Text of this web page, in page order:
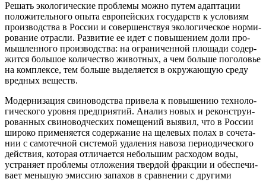
Решать эко­ло­ги­че­ские про­бле­мы мож­но путем адап­та­ции
поло­жи­тель­но­го опы­та евро­пей­ских госу­дарств к усло­ви­ям
про­из­вод­ства в Рос­сии и совер­шен­ствуя эко­ло­ги­че­ское нор­ми­
ро­ва­ние отрас­ли. Раз­ви­тие ее идет с повы­ше­ни­ем доли про­
мыш­лен­но­го про­из­вод­ства: на огра­ни­чен­ной пло­ща­ди содер­
жит­ся боль­шое коли­че­ство живот­ных, а чем боль­ше пого­ло­вье
на ком­плек­се, тем боль­ше выде­ля­ет­ся в окру­жа­ю­щую сре­ду
вред­ных веществ.
Модер­ни­за­ция сви­но­вод­ства при­ве­ла к повы­ше­нию тех­но­ло­
ги­че­ско­го уров­ня пред­при­я­тий. Ана­лиз новых и рекон­стру­и­
ро­ван­ных сви­но­вод­че­ских поме­ще­ний выявил, что в Рос­сии
широ­ко при­ме­ня­ет­ся содер­жа­ние на щеле­вых полах в соче­та­
нии с само­теч­ной систе­мой уда­ле­ния наво­за пери­о­ди­че­ско­го
дей­ствия, кото­рая отли­ча­ет­ся неболь­шим рас­хо­дом воды,
устра­ня­ет про­бле­мы отло­же­ния твер­дой фрак­ции и обес­пе­чи­
ва­ет мень­шую эмис­сию запа­хов в срав­не­нии с дру­ги­ми